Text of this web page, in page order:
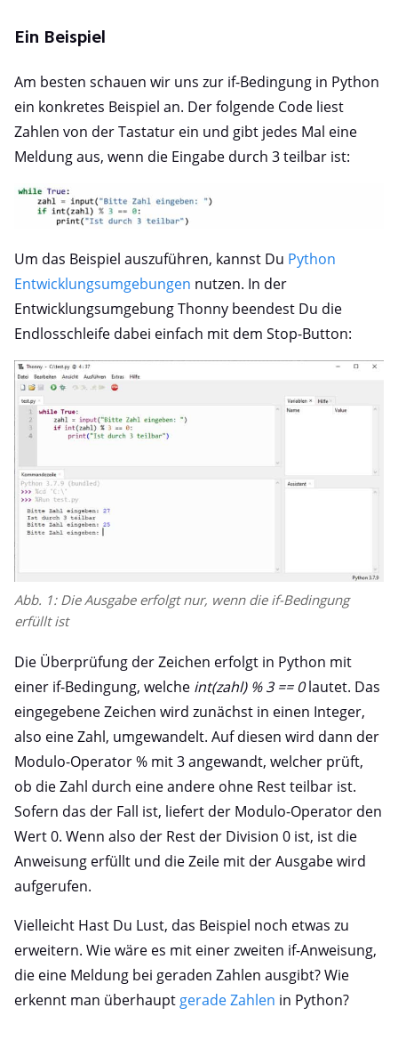
Ein Beispiel
Am besten schauen wir uns zur if-Bedingung in Python
ein konkretes Beispiel an. Der folgende Code liest
Zahlen von der Tastatur ein und gibt jedes Mal eine
Meldung aus, wenn die Eingabe durch 3 teilbar ist:
Um das Beispiel auszuführen, kannst Du Python
Entwicklungsumgebungen nutzen. In der
Entwicklungsumgebung Thonny beendest Du die
Endlosschleife dabei einfach mit dem Stop-Button:
Abb. 1: Die Ausgabe erfolgt nur, wenn die if-Bedingung
erfüllt ist
Die Überprüfung der Zeichen erfolgt in Python mit
einer if-Bedingung, welche int(zahl) % 3 == 0lautet. Das
eingegebene Zeichen wird zunächst in einen Integer,
also eine Zahl, umgewandelt. Auf diesen wird dann der
Modulo-Operator % mit 3 angewandt, welcher prüft,
ob die Zahl durch eine andere ohne Rest teilbar ist.
Sofern das der Fall ist, liefert der Modulo-Operator den
Wert 0. Wenn also der Rest der Division 0 ist, ist die
Anweisung erfüllt und die Zeile mit der Ausgabe wird
aufgerufen.
Vielleicht Hast Du Lust, das Beispiel noch etwas zu
erweitern. Wie wäre es mit einer zweiten if-Anweisung,
die eine Meldung bei geraden Zahlen ausgibt? Wie
erkennt man überhaupt gerade Zahlen in Python?